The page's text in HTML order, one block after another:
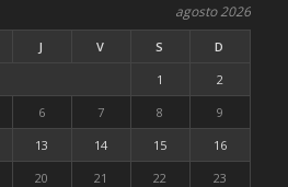
agosto 2026
J V S
D
1
2
6 7 8
9
13 14 15
16
20 21 22
23